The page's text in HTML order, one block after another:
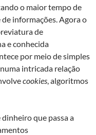
o maior tempo de
informações. Agora o
de
e conhecida
por meio de simples
intricada relação
cookies, algoritmos
que passa a